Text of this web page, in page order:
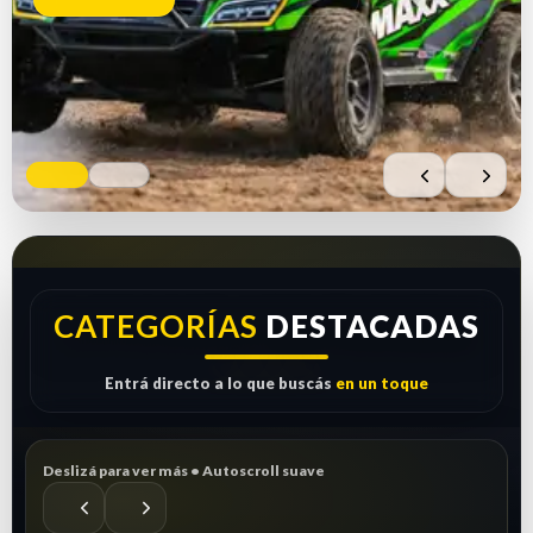
Comprar ahora Ver repuestos
CATEGORÍAS DESTACADAS
Entrá directo a lo que buscás en un toque
Deslizá para ver más • Autoscroll suave